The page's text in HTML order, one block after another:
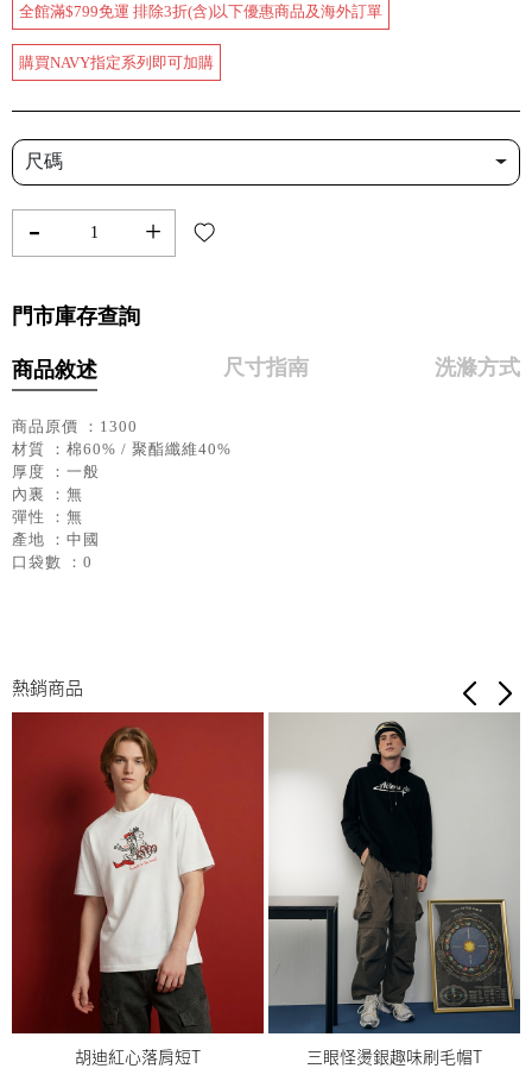
全館滿$799免運 排除3折(含)以下優惠商品及海外訂單
購買NAVY指定系列即可加購
尺碼
- +
門市庫存查詢
商品敘述 尺寸指南 洗滌方式
商品原價 ：1300
材質 ：棉60% / 聚酯纖維40%
厚度 ：一般
內裏 ：無
彈性 ：無
產地 ：中國
口袋數 ：0
熱銷商品
胡迪紅心落肩短T 三眼怪燙銀趣味刷毛帽T